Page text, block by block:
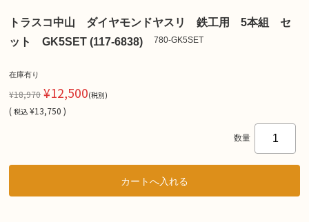
トラスコ中山 ダイヤモンドヤスリ 鉄工用 5本組 セ
ット GK5SET (117-6838)
780-GK5SET
在庫有り
¥18,970 ¥12,500(税別)
( 税込 ¥13,750 )
数量